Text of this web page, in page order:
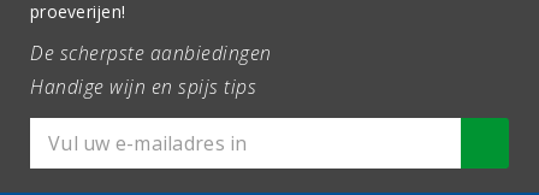
proeverijen!
De scherpste aanbiedingen
Handige wijn en spijs tips